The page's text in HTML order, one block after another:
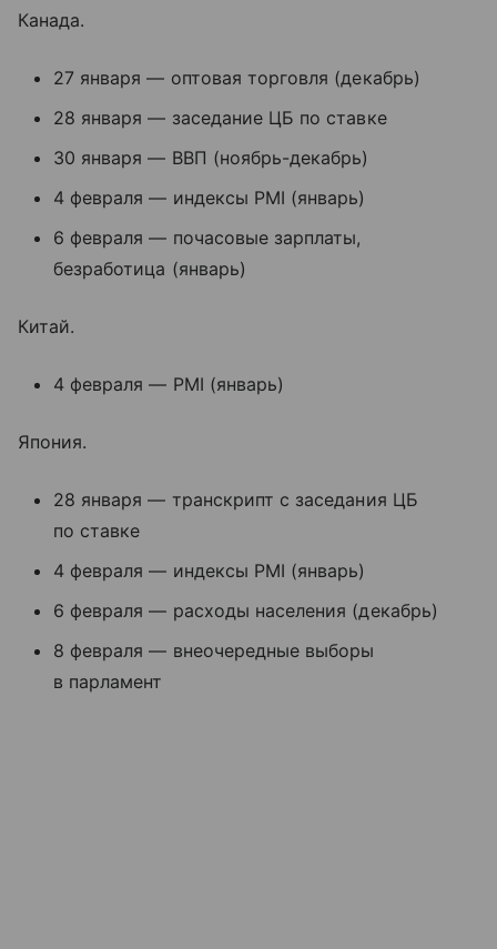
Канада.
27 января — оптовая торговля (декабрь)
28 января — заседание ЦБ по ставке
30 января — ВВП (ноябрь-декабрь)
4 февраля — индексы PMI (январь)
6 февраля — почасовые зарплаты,
безработица (январь)
Китай.
4 февраля — PMI (январь)
Япония.
28 января — транскрипт с заседания ЦБ
по ставке
4 февраля — индексы PMI (январь)
6 февраля — расходы населения (декабрь)
8 февраля — внеочередные выборы
в парламент